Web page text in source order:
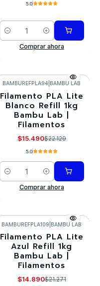
5.0
Cantidad
Comprar ahora
-30%
BAMBUREFPLA94 BAMBU LAB
Filamento PLA Lite
Blanco Refill 1kg
Bambu Lab |
Filamentos
$15.490$22.129
5.0
Cantidad
Comprar ahora
-30%
BAMBUREFPLA109 BAMBU LAB
Filamento PLA Lite
Azul Refill 1kg
Bambu Lab |
Filamentos
$14.890$21.271